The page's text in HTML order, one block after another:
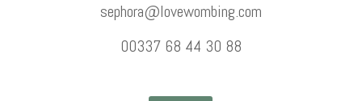
sephora@lovewombing.com
00337 68 44 30 88